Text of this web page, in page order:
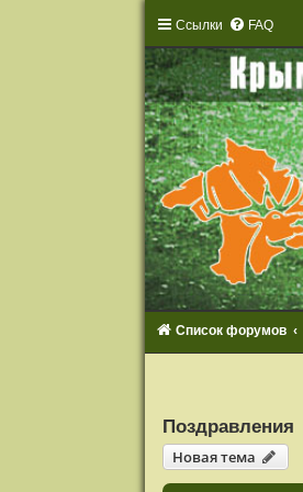
Ссылки FAQ
Список форумов
и
с
т
р
а
ц
Поздравления
Новая тема
Новаятема